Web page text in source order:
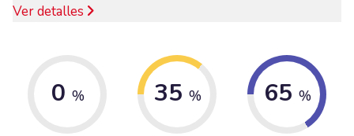
Ver detalles
0 % 35 % 65 %